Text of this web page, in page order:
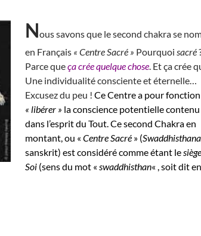
Nous savons que le second chakra se
en Français « Centre Sacré » Pourquoi sacré
Parce queça crée quelque chose. Et ça crée
Une individualité consciente et éternelle…
Excusez du peu ! Ce Centre a pour
« libérer » la conscience potentielle contenu
dans l’esprit du Tout.Ce second Chakra en
montant, ou « Centre Sacré » (Swaddhisthana
sanskrit) est considéré comme étant le
Soi (sens du mot « swaddhisthan« , soit dit en